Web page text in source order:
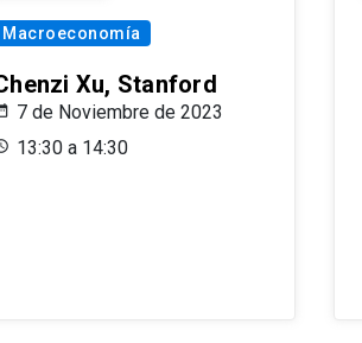
Macroeconomía
Xu, Stanford
7 de Noviembre de 2023
13:30 a 14:30